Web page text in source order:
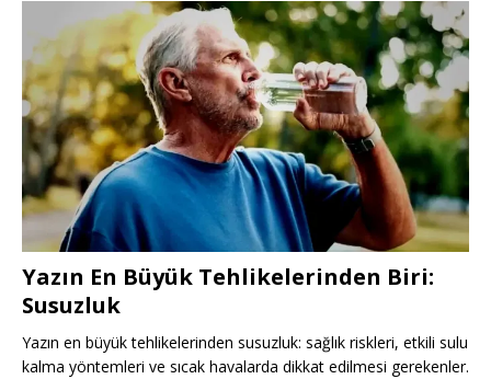
Yazın En Büyük Tehlikelerinden Biri:
Susuzluk
Yazın en büyük tehlikelerinden susuzluk: sağlık riskleri, etkili sulu
kalma yöntemleri ve sıcak havalarda dikkat edilmesi gerekenler.